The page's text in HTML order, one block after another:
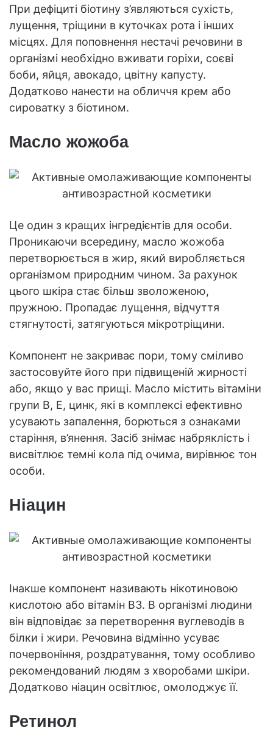
При дефіциті біотину з’являються сухість,
лущення, тріщини в куточках рота і інших
місцях. Для поповнення нестачі речовини в
організмі необхідно вживати горіхи, соєві
боби, яйця, авокадо, цвітну капусту.
Додатково нанести на обличчя крем або
сироватку з біотином.
Масло жожоба
Це один з кращих інгредієнтів для особи.
Проникаючи всередину, масло жожоба
перетворюється в жир, який виробляється
організмом природним чином. За рахунок
цього шкіра стає більш зволоженою,
пружною. Пропадає лущення, відчуття
стягнутості, затягуються мікротріщини.
Компонент не закриває пори, тому сміливо
застосовуйте його при підвищеній жирності
або, якщо у вас прищі. Масло містить вітаміни
групи В, Е, цинк, які в комплексі ефективно
усувають запалення, борються з ознаками
старіння, в’янення. Засіб знімає набряклість і
висвітлює темні кола під очима, вирівнює тон
особи.
Ніацин
Інакше компонент називають нікотиновою
кислотою або вітамін B3. В організмі людини
він відповідає за перетворення вуглеводів в
білки і жири. Речовина відмінно усуває
почервоніння, роздратування, тому особливо
рекомендований людям з хворобами шкіри.
Додатково ніацин освітлює, омолоджує її.
Ретинол